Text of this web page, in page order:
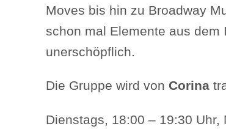
Moves bis hin zu Broadway
schon mal Elemente aus dem
unerschöpflich.
Die Gruppe wird von Corina
Dienstags, 18:00 – 19:30